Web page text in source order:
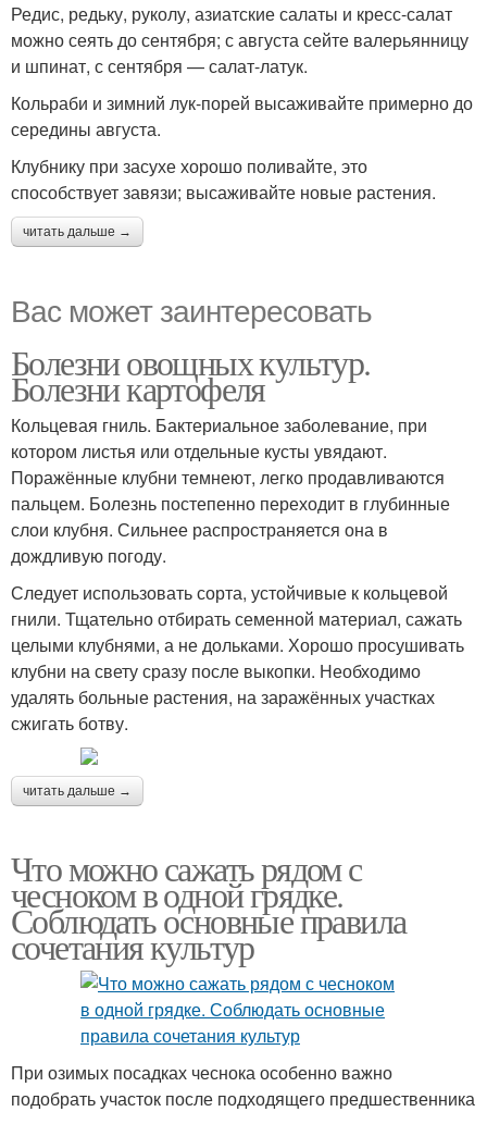
Редис, редьку, руколу, азиатские салаты и кресс-салат
можно сеять до сентября; с августа сейте валерьянницу
и шпинат, с сентября — салат-латук.
Кольраби и зимний лук-порей высаживайте примерно до
середины августа.
Клубнику при засухе хорошо поливайте, это
способствует завязи; высаживайте новые растения.
читать дальше →
Вас может заинтересовать
Болезни овощных культур.
Болезни картофеля
Кольцевая гниль. Бактериальное заболевание, при
котором листья или отдельные кусты увядают.
Поражённые клубни темнеют, легко продавливаются
пальцем. Болезнь постепенно переходит в глубинные
слои клубня. Сильнее распространяется она в
дождливую погоду.
Следует использовать сорта, устойчивые к кольцевой
гнили. Тщательно отбирать семенной материал, сажать
целыми клубнями, а не дольками. Хорошо просушивать
клубни на свету сразу после выкопки. Необходимо
удалять больные растения, на заражённых участках
сжигать ботву.
читать дальше →
Что можно сажать рядом с
чесноком в одной грядке.
Соблюдать основные правила
сочетания культур
При озимых посадках чеснока особенно важно
подобрать участок после подходящего предшественника